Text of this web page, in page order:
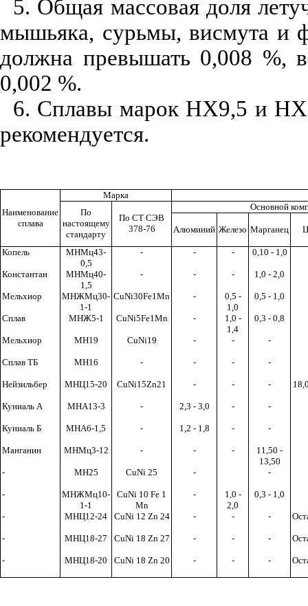
5. Общая массовая доля
мышьяка, сурьмы, висмута
должна превышать 0,008 %,
0,002 %.
6. Сплавы марок НХ9,5 и
рекомендуется.
Наименование
сплава
Марка
По
настоящему
стандарту
По СТ СЭВ
378-76
Основной
Алюминий Железо Марганец
Копель
МНМц43-
0,5
- - - 0,10 - 1,0
Константан
МНМц40-
1,5
- - - 1,0 - 2,0
Мельхиор
МНЖМц30-
1-1
CuNi30Fe1Mn -
0,5 -
1,0
0,5 - 1,0
Сплав МНЖ5-1 CuNi5Fe1Mn -
1,0 -
1,4
0,3 - 0,8
Мельхиор МН19 CuNi19 - - -
Сплав ТБ МН16 - - - -
Нейзильбер МНЦ15-20 CuNi15Zn21 - - -
Куниаль А МНА13-3 - 2,3 - 3,0 - -
Куниаль Б МНА6-1,5 - 1,2 - 1,8 - -
Манганин МНМц3-12 - - - 11,50 -
13,50
-
МН25 CuNi 25 - -
-
МНЖМц10-
1-1
CuNi 10 Fe 1
Mn
-
1,0 -
2,0
0,3 - 1,0
- МНЦ12-24 CuNi12 Zn24 - - -
- МНЦ18-27 CuNi18 Zn27 - - -
- МНЦ18-20 CuNi18 Zn20 - - -